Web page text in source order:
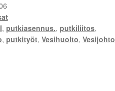
, putkiasennus., putkiliitos,
, putkityöt, Vesihuolto, Vesijohto